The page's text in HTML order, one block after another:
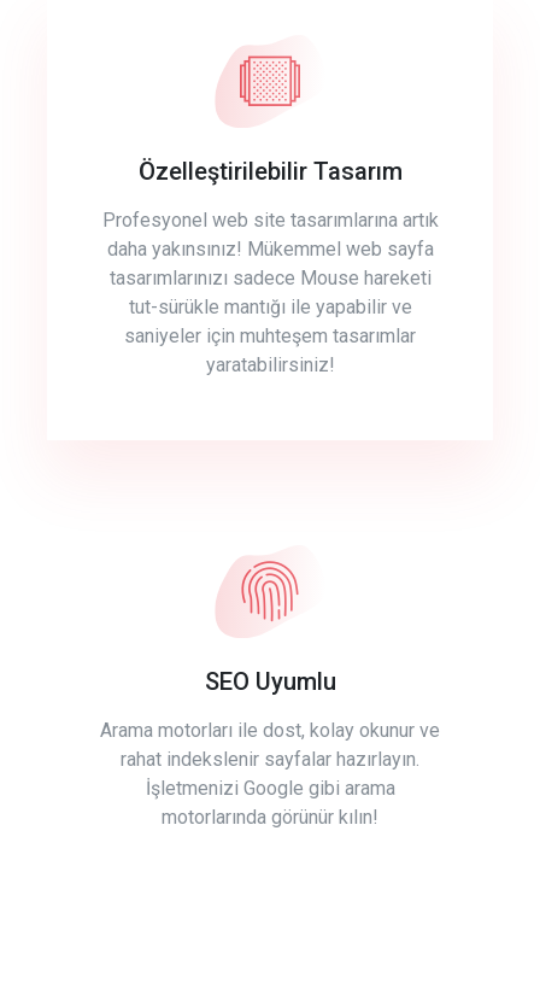
Özelleştirilebilir Tasarım
Profesyonel web site tasarımlarına artık
daha yakınsınız! Mükemmel web sayfa
tasarımlarınızı sadece Mouse hareketi
tut-sürükle mantığı ile yapabilir ve
saniyeler için muhteşem tasarımlar
yaratabilirsiniz!
SEO Uyumlu
Arama motorları ile dost, kolay okunur ve
rahat indekslenir sayfalar hazırlayın.
İşletmenizi Google gibi arama
motorlarında görünür kılın!